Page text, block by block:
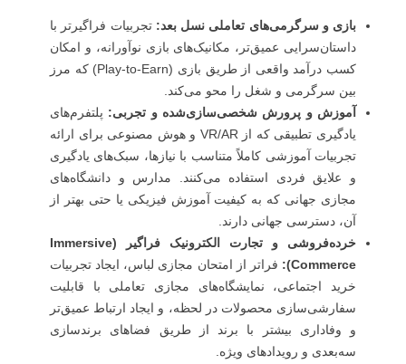
بازی و سرگرمی‌های تعاملی نسل بعد: تجربیات فراگیرتر با
داستان‌سرایی عمیق‌تر، مکانیک‌های بازی نوآورانه، و امکان
کسب درآمد واقعی از طریق بازی (Play-to-Earn) که مرز
بین سرگرمی و شغل را محو می‌کند.
آموزش و پرورش شخصی‌سازی‌شده و تجربی: پلتفرم‌های
یادگیری تطبیقی که از VR/AR و هوش مصنوعی برای ارائه
تجربیات آموزشی کاملاً متناسب با نیازها، سبک‌های یادگیری
و علایق فردی استفاده می‌کنند. مدارس و دانشگاه‌های
مجازی جهانی که به کیفیت آموزش فیزیکی یا حتی بهتر از
آن، دسترسی جهانی دارند.
خرده‌فروشی و تجارت الکترونیک فراگیر (Immersive
Commerce):
فراتر از امتحان مجازی لباس، ایجاد تجربیات
خرید اجتماعی، نمایشگاه‌های مجازی تعاملی با قابلیت
سفارشی‌سازی محصولات در لحظه، و ایجاد ارتباط عمیق‌تر
و وفاداری بیشتر با برند از طریق فضاهای برندسازی
سه‌بعدی و رویدادهای ویژه.